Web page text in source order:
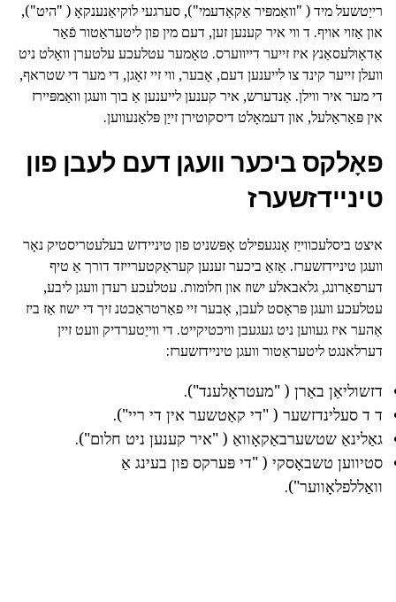
רייַטשעל מיד ( "וואַמפּיר אַקאַדעמי"), סערגעי לוקיאַנענקאָ ( "היט"),
און אַזוי אויף. ד ווי איר קענען זען, דעם מין פון ליטעראַטור פֿאַר
אַדאָולעסאַנץ איז זייער דייווערס. טאָמער עטלעכע עלטערן וואָלט ניט
וועלן זייער קינד צו לייענען דעם, אָבער, ווי זיי זאָגן, די מער די שטראף,
די מער איר ווילן. אַנדערש, איר קענען לייענען אַ בוך וועגן וואַמפּיירז
אין פּאַראַלעל, און דעמאָלט דיסקוטירן זייַן פּלאַנעווען.
פאָלקס ביכער וועגן דעם לעבן פון
טיניידזשערז
איצט ביסלעכווייַז אָנגעפילט אָפּשניט פון טיניידזש בעלעטריסטיק נאָר
וועגן טיניידזשערז. אַזאַ ביכער זענען קעראַקטערייזד דורך אַ טיף
דערפאַרונג, גלאבאלע ישוז און חלומות. עטלעכע רעדן וועגן ליבע,
עטלעכע וועגן פּראָסט לעבן, אָבער זיי פאַרטראַכטנ זיך די ישוז אַז ביז
אַהער איז געווען ניט געגעבן וויכטיקייט. די ווייַטערדיק וועט זיין
דערלאנגט ליטעראַטור וועגן טיניידזשערז:
דזשוליאַן באַרן ( "מעטראָלענד").
ד ד סעלינדזשער ( "די קאַטשער אין די ריי").
גאַלינאַ שטשערבאַקאָוואַ ( "איר קענען ניט חלום").
סטיווען טשבאָסקי ( "די פּערקס פון בעינג אַ
וואַללפלאָווער").